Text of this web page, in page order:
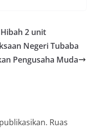
2 unit
Negeri Tubaba
Pengusaha Muda
Ruas